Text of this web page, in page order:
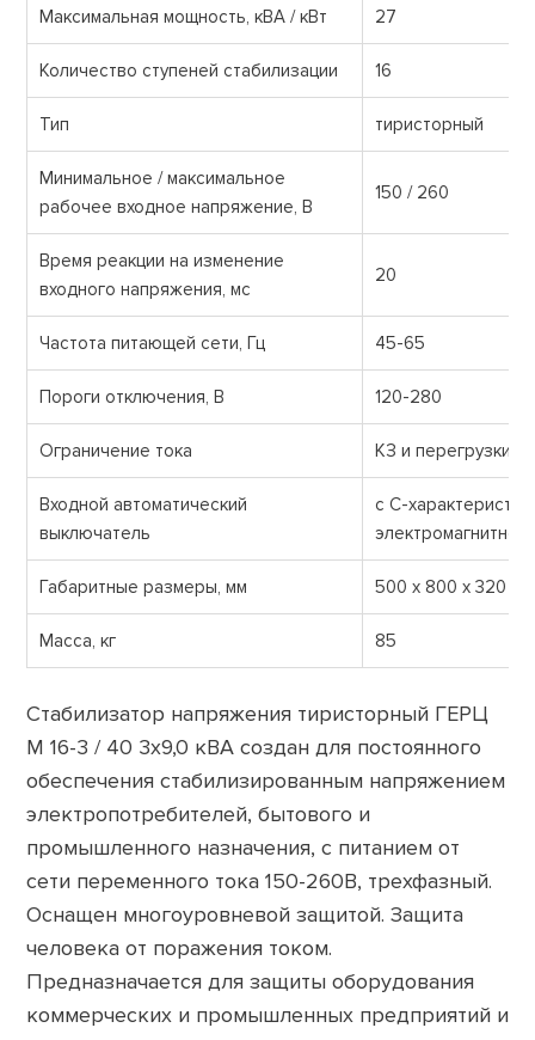
Максимальная мощность, кВА / кВт 27
Количество ступеней стабилизации 16
Тип тиристорный
Минимальное / максимальное
рабочее входное напряжение, В
150 / 260
Время реакции на изменение
входного напряжения, мс
20
Частота питающей сети, Гц 45-65
Пороги отключения, В 120-280
Ограничение тока КЗ и перегрузки
Входной автоматический
выключатель
с С-
Габаритные размеры, мм 500 х 800 х 320
Масса, кг 85
Стабилизатор напряжения тиристорный ГЕРЦ
М 16-3 / 40 3х9,0 кВА создан для постоянного
обеспечения стабилизированным напряжением
электропотребителей, бытового и
промышленного назначения, с питанием от
сети переменного тока 150-260В, трехфазный.
Оснащен многоуровневой защитой. Защита
человека от поражения током.
Предназначается для защиты оборудования
коммерческих и промышленных предприятий и